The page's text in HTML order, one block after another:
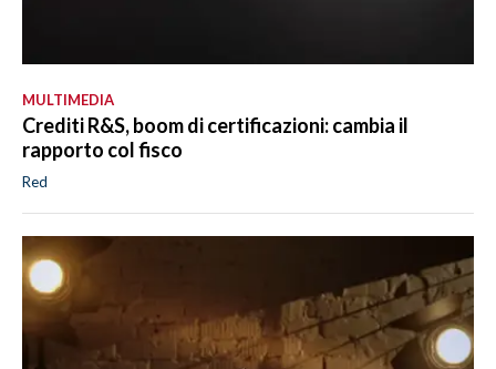
MULTIMEDIA
Crediti R&S, boom di certificazioni: cambia il
rapporto col fisco
Red